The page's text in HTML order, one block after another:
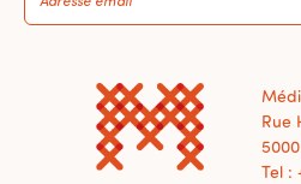
Rue
Tel :